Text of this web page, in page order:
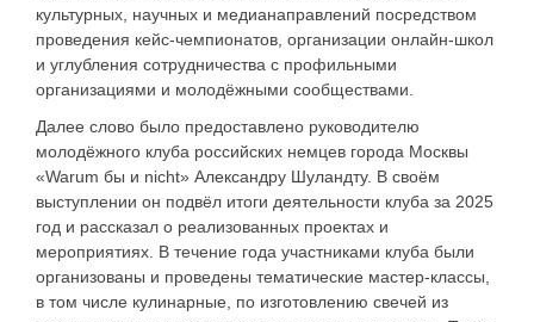
культурных, научных и медианаправлений посредством
проведения кейс-чемпионатов, организации онлайн-школ
и углубления сотрудничества с профильными
организациями и молодёжными сообществами.
Далее слово было предоставлено руководителю
молодёжного клуба российских немцев города Москвы
«Warum бы и nicht» Александру Шуландту. В своём
выступлении он подвёл итоги деятельности клуба за 2025
год и рассказал о реализованных проектах и
мероприятиях. В течение года участниками клуба были
организованы и проведены тематические мастер-классы,
в том числе кулинарные, по изготовлению свечей из